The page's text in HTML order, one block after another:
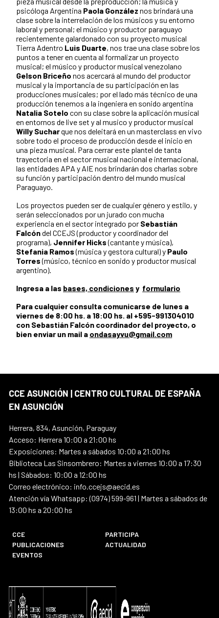
psicóloga Argentina Paola González nos brindará una
clase sobre la interrelación de los músicos y su entorno
laboral y personal; el músico y productor paraguayo
recientemente galardonado con su proyecto musical
Tierra Adentro Luis Duarte, nos trae una clase sobre los
puntos a tener en cuenta al formalizar un proyecto
musical; el músico y productor musical venezolano
Gelson Briceño nos acercará al mundo del productor
musical y la importancia de su participación en las
producciones musicales; por el lado más técnico de una
producción tenemos a la ingeniera en sonido argentina
Natalia Sotelo con su clase sobre la aplicación musical
en entornos de live set y al musico y productor musical
Willy Sucharque nos deleitará en un masterclass en vivo
sobre todo el proceso de producción desde el inicio en
una pieza musical. Para cerrar este plantel de tanta
trayectoria en el sector musical nacional e internacional,
las entidades APA y AIE nos brindarán dos charlas sobre
su función y participación dentro del mundo musical
Paraguayo.
Los proyectos pueden ser de cualquier género y estilo, y
serán seleccionados por un jurado con mucha
experiencia en el sector integrado por Sebastián
Falcóndel CCEJS (productor y coordinador del
programa), Jennifer Hicks(cantante y música),
Stefania Ramos(música y gestora cultural) y Paulo
Torres(músico, técnico en sonido y productor musical
argentino).
Ingresa a las bases, condiciones y formulario
Para cualquier consulta comunicarse de lunes a
viernes de 8:00 hs. a 18:00 hs. al +595-991304010
con Sebastián Falcón coordinador del proyecto, o
bien enviar un mail a ondasayvu@gmail.com
CCE ASUNCIÓN | CENTRO CULTURAL DE ESPAÑA
EN ASUNCIÓN
Herrera, 834, Asunción, Paraguay
Acceso: Herrera 10:00 a 21:00 hs
Exposiciones: Martes a sábados 10:00 a 21:00 hs
Biblioteca Las Sinsombrero: Martes a viernes 10:00 a 17:30
hs | Sábados: 10:00 a 12:00 hs
Correo electrónico: info.ccejs@aecid.es
Atención vía Whatsapp: (0974) 599-961 | Martes a sábados de
13:00 hs a 20:00 hs
CCE
PARTICIPA
PUBLICACIONES
ACTUALIDAD
EVENTOS